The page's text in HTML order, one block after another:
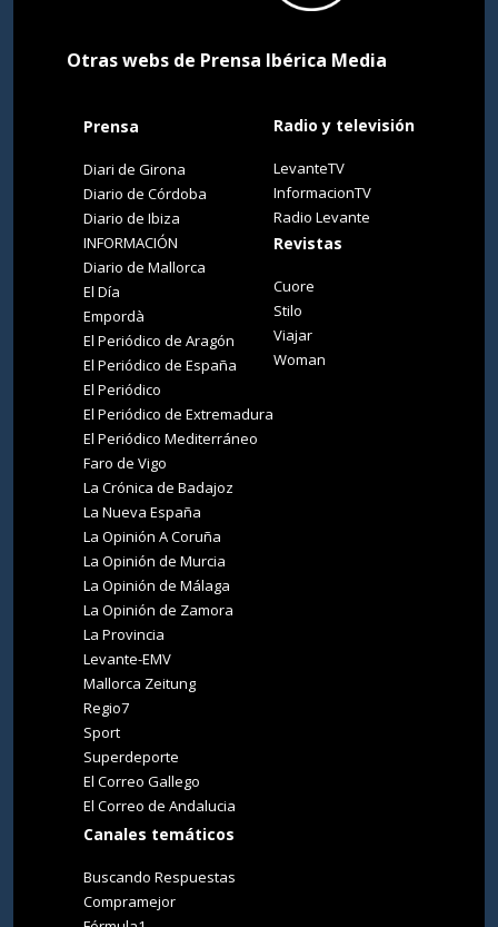
Otras webs de Prensa Ibérica Media
Prensa
Diari de Girona
Diario de Córdoba
Diario de Ibiza
INFORMACIÓN
Diario de Mallorca
El Día
Empordà
El Periódico de Aragón
El Periódico de España
El Periódico
El Periódico de Extremadura
El Periódico Mediterráneo
Faro de Vigo
La Crónica de Badajoz
La Nueva España
La Opinión A Coruña
La Opinión de Murcia
La Opinión de Málaga
La Opinión de Zamora
La Provincia
Levante-EMV
Mallorca Zeitung
Regio7
Sport
Superdeporte
El Correo Gallego
El Correo de Andalucia
Canales temáticos
Buscando Respuestas
Compramejor
Radio y televisión
LevanteTV
InformacionTV
Radio Levante
Revistas
Cuore
Stilo
Viajar
Woman